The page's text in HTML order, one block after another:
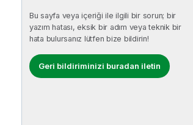
Bu sayfa veya içeriği ile ilgili bir sorun; bir
yazım hatası, eksik bir adım veya teknik bir
hata bulursanız lütfen bize bildirin!
Geri bildiriminizi buradan iletin